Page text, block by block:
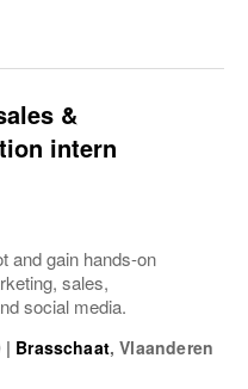
&
intern
and gain hands-on
sales,
social media.
| Brasschaat,Vlaanderen